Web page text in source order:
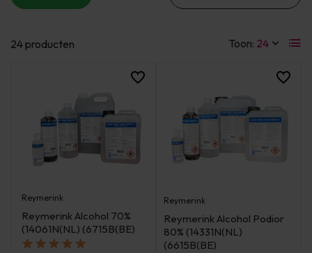
24 producten Toon:
Reymerink
Reymerink Alcohol 70%
(14061N(NL) (6715B(BE)
Reymerink
Reymerink Alcohol Podior
80% (14331N(NL)
(6615B(BE)